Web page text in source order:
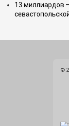
13 миллиардов
©